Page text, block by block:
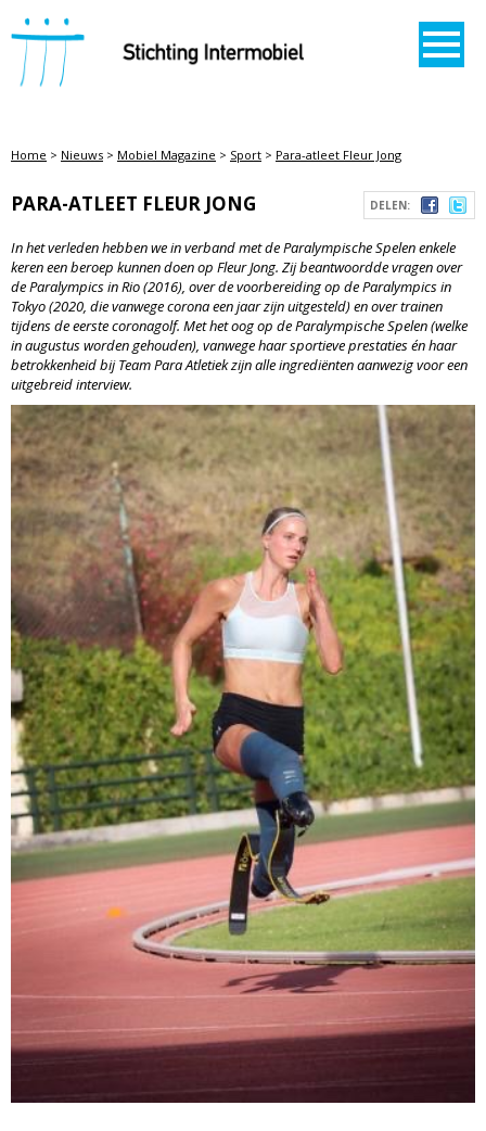
STICHTING INTERMOBIEL
Home > Nieuws > Mobiel Magazine > Sport > Para-atleet Fleur Jong
DELEN:
PARA-ATLEET FLEUR JONG
In het verleden hebben we in verband met de Paralympische Spelen enkele
keren een beroep kunnen doen op Fleur Jong. Zij beantwoordde vragen over
de Paralympics in Rio (2016), over de voorbereiding op de Paralympics in
Tokyo (2020, die vanwege corona een jaar zijn uitgesteld) en over trainen
tijdens de eerste coronagolf. Met het oog op de Paralympische Spelen (welke
in augustus worden gehouden), vanwege haar sportieve prestaties én haar
betrokkenheid bij Team Para Atletiek zijn alle ingrediënten aanwezig voor een
uitgebreid interview.